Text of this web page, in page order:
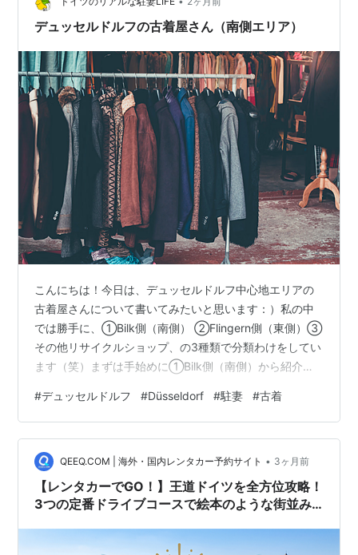
デュッセルドルフの古着屋さん（南側エリア）
こんにちは！今日は、デュッセルドルフ中心地エリアの
古着屋さんについて書いてみたいと思います：）私の中
では勝手に、①Bilk側（南側） ②Flingern側（東側）③
その他リサイクルショップ、の3種類で分類わけをしてい
ます（笑）まずは手始めに①Bilk側（南側）から紹介し
あります！何よりこのエリアは、古着屋さんに限らず、
洋服屋さんや雑貨やさん、カフェも豊富なので、お散歩
を楽しみながら散策するのもgoodなエリアだと思ってい
ます👏 Vin_Perium https://vin-perium.de/ Lorettostraße
39, 40219 …
#デュッセルドルフ #Düsseldorf #駐妻 #古着
QEEQ.COM | 海外・国内レンタカー予約サイト • 3ヶ月前
【レンタカーでGO！】王道ドイツを全方位攻略！
3つの定番ドライブコースで絵本のような街並み